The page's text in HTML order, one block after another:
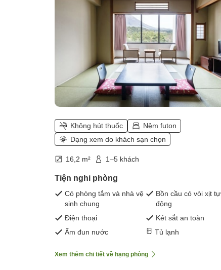
Không hút thuốc
Nệm futon
Dạng xem do khách sạn chọn
16,2 m² 1–5 khách
Tiện nghi phòng
Có phòng tắm và nhà vệ
sinh chung
Bồn cầu có vòi xịt tự
động
Điện thoại
Két sắt an toàn
Ấm đun nước
Tủ lạnh
Xem thêm chi tiết về hạng phòng